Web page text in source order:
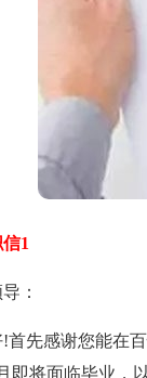
1
：
感谢您能在百
即将面临毕业，